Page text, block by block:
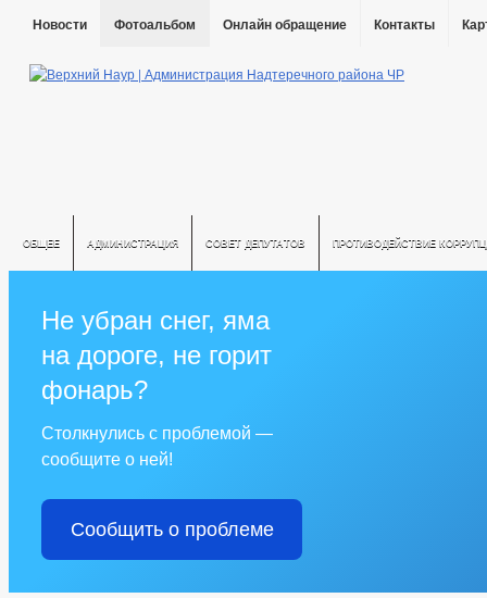
Новости Фотоальбом Онлайн обращение Контакты
ОБЩЕЕ АДМИНИСТРАЦИЯ СОВЕТ ДЕПУТАТОВ ПРОТИВОДЕЙСТВИЕ
Не убран снег, яма
на дороге, не горит
фонарь?
Столкнулись с проблемой —
сообщите о ней!
Сообщить о проблеме